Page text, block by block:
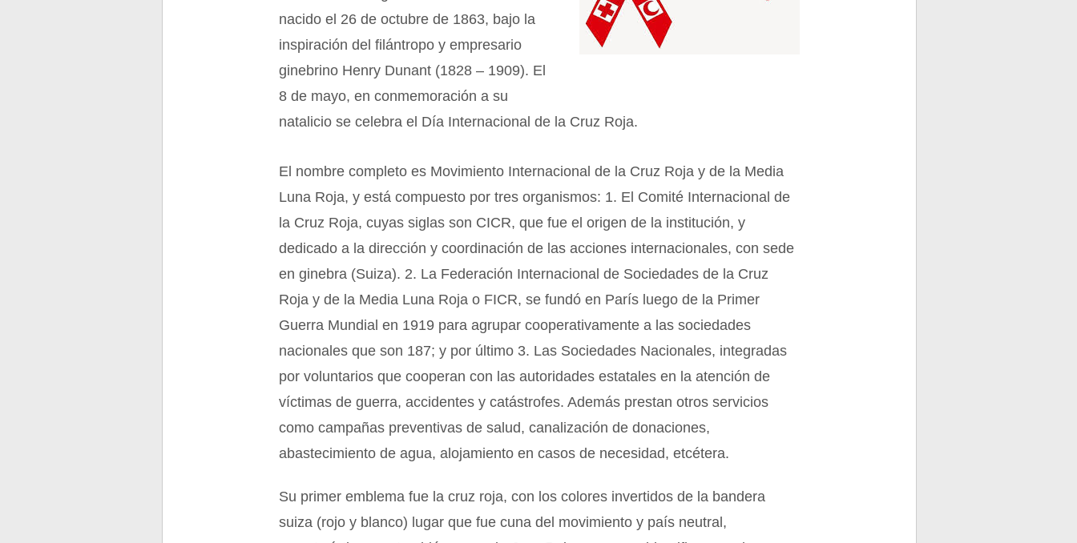
nacido el 26 de octubre de 1863, bajo la
inspiración del filántropo y empresario
ginebrino Henry Dunant (1828 – 1909). El
8 de mayo, en conmemoración a su
natalicio se celebra el Día Internacional de la Cruz Roja.
El nombre completo es Movimiento Internacional de la Cruz Roja y de la Media
Luna Roja, y está compuesto por tres organismos: 1. El Comité Internacional de
la Cruz Roja, cuyas siglas son CICR, que fue el origen de la institución, y
dedicado a la dirección y coordinación de las acciones internacionales, con sede
en ginebra (Suiza). 2. La Federación Internacional de Sociedades de la Cruz
Roja y de la Media Luna Roja o FICR, se fundó en París luego de la Primer
Guerra Mundial en 1919 para agrupar cooperativamente a las sociedades
nacionales que son 187; y por último 3. Las Sociedades Nacionales, integradas
por voluntarios que cooperan con las autoridades estatales en la atención de
víctimas de guerra, accidentes y catástrofes. Además prestan otros servicios
como campañas preventivas de salud, canalización de donaciones,
abastecimiento de agua, alojamiento en casos de necesidad, etcétera.
Su primer emblema fue la cruz roja, con los colores invertidos de la bandera
suiza (rojo y blanco) lugar que fue cuna del movimiento y país neutral,